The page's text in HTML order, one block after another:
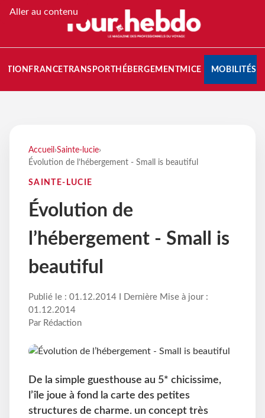
Aller au contenu
FRANCETRANSPORT HÉBERGEMENTMICE MOBILITÉS
Accueil ›Sainte-lucie›
Évolution de l’hébergement - Small is beautiful
SAINTE-LUCIE
Évolution de
l’hébergement - Small is
beautiful
Publié le : 01.12.2014 I Dernière Mise à jour :
01.12.2014
Par Rédaction
De la simple guesthouse au 5* chicissime,
l’île joue à fond la carte des petites
structures de charme. un concept très